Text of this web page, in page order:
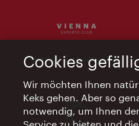
Vienna Experts Club
Cookies
Wir möchten Ihnen
Keks gehen. Aber so
notwendig, um Ihnen